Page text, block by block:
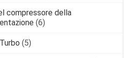
compressore della
(6)
(5)